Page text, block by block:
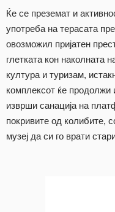
Ќе се преземат и
употреба на терасата
овозможил пријатен
глетката кон наколната
култура и туризам,
комплексот ќе продолжи
изврши санација на
покривите од колибите,
музеј да си го врати